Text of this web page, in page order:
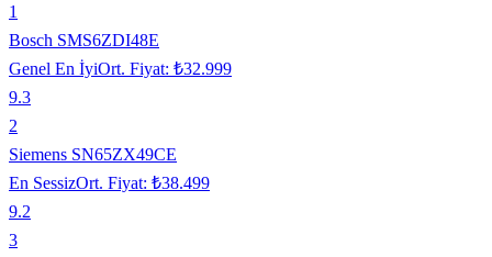
1
Bosch SMS6ZDI48E
Genel En İyiOrt. Fiyat: ₺32.999
9.3
2
Siemens SN65ZX49CE
En SessizOrt. Fiyat: ₺38.499
9.2
3